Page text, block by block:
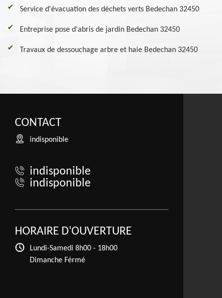
Service d'évacuation des déchets verts Bedechan 32450
Entreprise pose d'abris de jardin Bedechan 32450
Travaux de dessouchage arbre et haie Bedechan 32450
CONTACT
indisponible
indisponible
indisponible
HORAIRE D'OUVERTURE
Lundi-Samedi 8h00 - 18h00
Dimanche Férmé